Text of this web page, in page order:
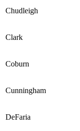
Chudleigh
Clark
Coburn
Cunningham
DeFaria